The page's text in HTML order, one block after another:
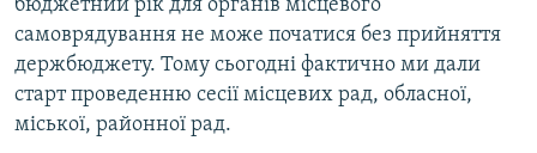
бюджетний рік для органів місцевого
самоврядування не може початися без прийняття
держбюджету. Тому сьогодні фактично ми дали
старт проведенню сесії місцевих рад, обласної,
міської, районної рад.